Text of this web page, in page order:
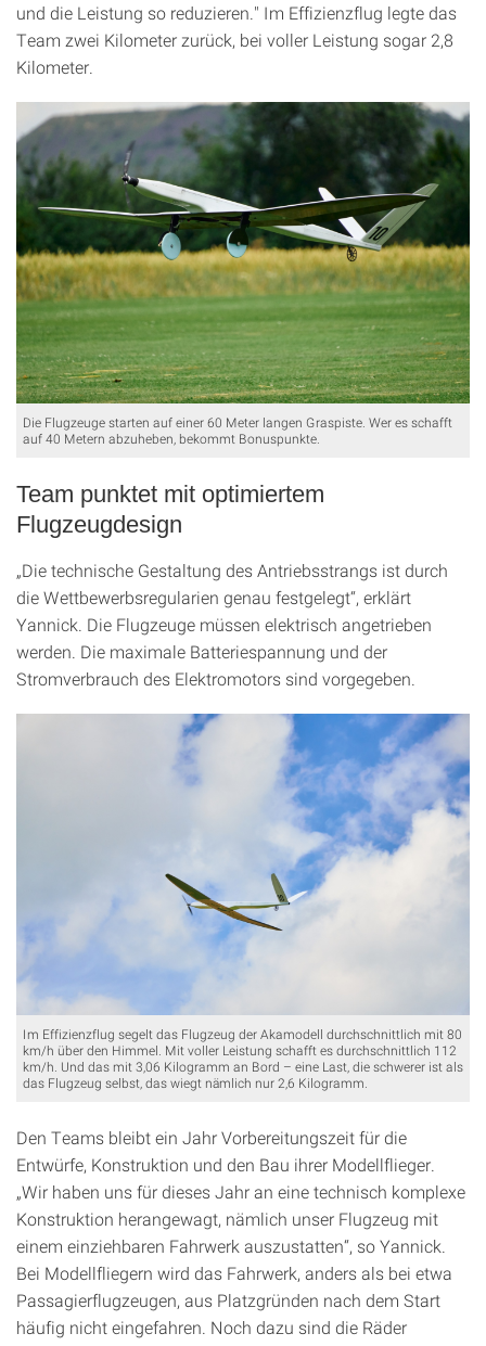
und die Leistung so reduzieren." Im Effizienzflug legte das
Team zwei Kilometer zurück, bei voller Leistung sogar 2,8
Kilometer.
Die Flugzeuge starten auf einer 60 Meter langen Graspiste. Wer es schafft
auf 40 Metern abzuheben, bekommt Bonuspunkte.
Team punktet mit optimiertem
Flugzeugdesign
„Die technische Gestaltung des Antriebsstrangs ist durch
die Wettbewerbsregularien genau festgelegt“, erklärt
Yannick. Die Flugzeuge müssen elektrisch angetrieben
werden. Die maximale Batteriespannung und der
Stromverbrauch des Elektromotors sind vorgegeben.
Im Effizienzflug segelt das Flugzeug der Akamodell durchschnittlich mit 80
km/h über den Himmel. Mit voller Leistung schafft es durchschnittlich 112
km/h. Und das mit 3,06 Kilogramm an Bord – eine Last, die schwerer ist als
das Flugzeug selbst, das wiegt nämlich nur 2,6 Kilogramm.
Den Teams bleibt ein Jahr Vorbereitungszeit für die
Entwürfe, Konstruktion und den Bau ihrer Modellflieger.
„Wir haben uns für dieses Jahr an eine technisch komplexe
Konstruktion herangewagt, nämlich unser Flugzeug mit
einem einziehbaren Fahrwerk auszustatten“, so Yannick.
Bei Modellfliegern wird das Fahrwerk, anders als bei etwa
Passagierflugzeugen, aus Platzgründen nach dem Start
häufig nicht eingefahren. Noch dazu sind die Räder